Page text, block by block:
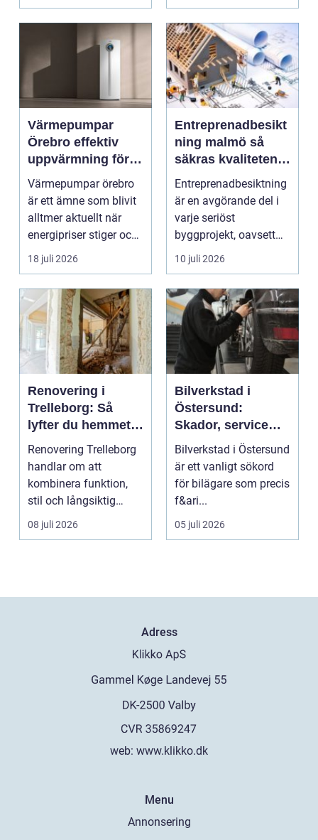
Värmepumpar
Örebro effektiv
uppvärmning för
hus och
fastigheter
Värmepumpar örebro
är ett ämne som blivit
alltmer aktuellt när
energipriser stiger och
fler vill sän...
18 juli 2026
Entreprenadbesikt
ning malmö så
säkras kvaliteten i
byggprojekt
Entreprenadbesiktning
är en avgörande del i
varje seriöst
byggprojekt, oavsett
om det handlar om en
10 juli 2026
Renovering i
Trelleborg: Så
lyfter du hemmet
på ett smart sätt
Renovering Trelleborg
handlar om att
kombinera funktion,
stil och långsiktig
ekonomi i samma p...
08 juli 2026
Bilverkstad i
Östersund:
Skador, service
och smarta val för
din bil
Bilverkstad i Östersund
är ett vanligt sökord
för bilägare som precis
f&ari...
05 juli 2026
Adress
web: www.klikko.dk
Menu
Annonsering